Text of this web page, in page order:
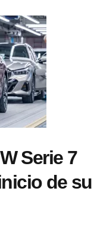
Serie 7
de su